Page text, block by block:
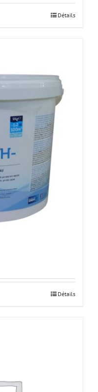
Détails
Détails